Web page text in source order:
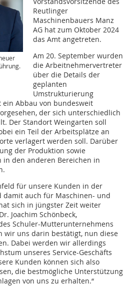
Reutlinger
Maschinenbauers Manz
AG hat zum Oktober 2024
das Amt angetreten.
Am 20. September wurden
die Arbeitnehmervertreter
über die Details der
geplanten
Umstrukturierung
Abbau von bundesweit
der sich unterschiedlich
Der Standort Weingarten soll
ein Teil der Arbeitsplätze an
verlagert werden soll. Darüber
der Produktion sowie
in den anderen Bereichen in
für unsere Kunden in der
auch für Maschinen- und
sich in jüngster Zeit weiter
Joachim Schönbeck,
Schuler-Mutterunternehmens
wir uns darin bestätigt, nun diese
Dabei werden wir allerdings
unseres Service-Geschäfts
Kunden können sich also
die bestmögliche Unterstützung
von uns zu erhalten.“